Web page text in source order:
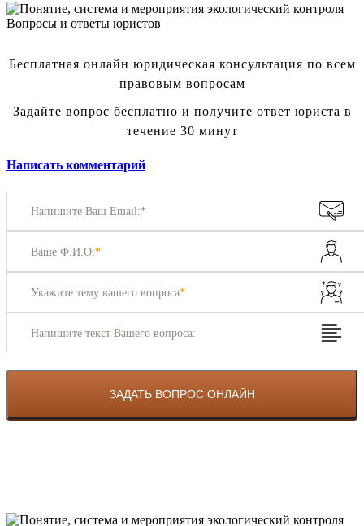
Вопросы и ответы юристов
Бесплатная онлайн юридическая консультация по всем
правовым вопросам
Задайте вопрос бесплатно и получите ответ юриста в
течение 30 минут
Написать комментарий
Напишите Ваш Email:*
Ваше Ф.И.О:*
Укажите тему вашего вопроса*
Напишите текст Вашего вопроса: